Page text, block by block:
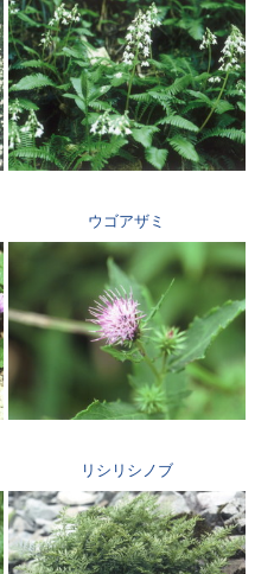
ウゴアザミ
リシリシノブ